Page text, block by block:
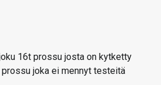
16t prossu josta on kytketty
joka ei mennyt testeitä